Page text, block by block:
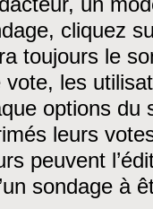
cliquez
toujours le
vote, les
options du
leurs
peuvent
sondage à